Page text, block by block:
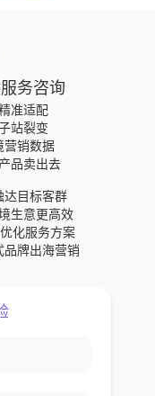
务咨询
准适配
站裂变
营销数据
品卖出去
达目标客群
生意更高效
化服务方案
品牌出海营销